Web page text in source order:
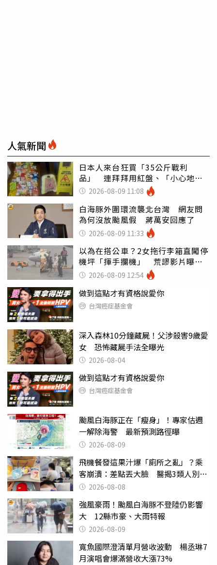
人氣新聞
日本人來台狂買「35公斤戰利
品」 連拜拜用紅盤、「小心地
滑」告示牌也帶回家
2026-08-09 11:08
白海豚外圍環流襲北台灣 網友問
為何沒放颱風假 蔣萬安回應了
2026-08-09 11:33
以為在搭公車？2女拖行李箱直闖停
機坪「揮手攔機」 荒謬影片曝網
傻眼2026-08-09 12:54
做到這點才有資格說愛你
台灣癌症基金會
深入森林10分鐘藏屍！父涉殺害9歲愛
女 恐怖藏屍手法全曝光
2026-08-04
做到這點才有資格說愛你
台灣癌症基金會
颱風白海豚正在「瘦身」！專家估週
一解除海警 最新預測路徑曝
2026-08-09
飛機餐發這果汁爆「廁所之亂」？乘
客崩潰：差點丟大臉 醫揭3類人別亂
喝 2026-08-08
強風豪雨！颱風白海豚不登陸仍影響
大 12縣市豪、大雨特報
2026-08-09
寬魚國際澄清單月營收波動 楊丞琳7
月演唱會爆滿營收大漲73%